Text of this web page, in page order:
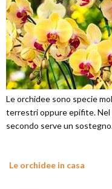
Le orchidee sono specie
terrestri oppure epifite. Nel
secondo serve un
Le orchidee in casa